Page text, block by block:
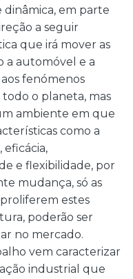
em parte
a seguir
que irá mover as
a automóvel e a
fenómenos
o planeta, mas
ambiente em que
como a
eficácia,
e flexibilidade, por
mudança, só as
estes
poderão ser
no mercado.
vem caracterizar
industrial que